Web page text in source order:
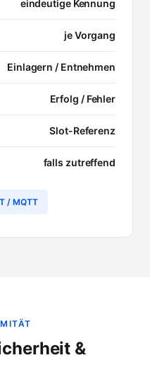
eindeutige Kennung
je Vorgang
Einlagern / Entnehmen
Erfolg / Fehler
Slot-Referenz
falls zutreffend
/ MQTT
&